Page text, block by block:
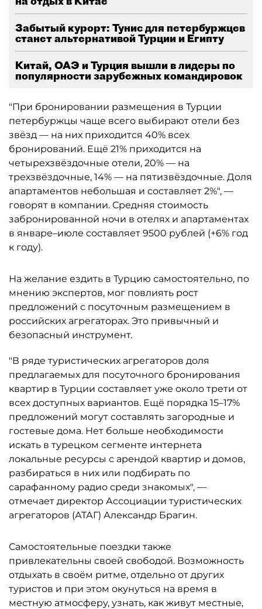
Забытый курорт: Тунис для петербуржцев
станет альтернативой Турции и Египту
Китай, ОАЭ и Турция вышли в лидеры по
популярности зарубежных командировок
"При бронировании размещения в Турции
петербуржцы чаще всего выбирают отели без
звёзд — на них приходится 40% всех
бронирований. Ещё 21% приходится на
четырехзвёздочные отели, 20% — на
трехзвёздочные, 14% — на пятизвёздочные. Доля
апартаментов небольшая и составляет 2%", —
говорят в компании. Средняя стоимость
забронированной ночи в отелях и апартаментах
в январе–июле составляет 9500 рублей (+6% год
к году).
На желание ездить в Турцию самостоятельно, по
мнению экспертов, мог повлиять рост
предложений с посуточным размещением в
российских агрегаторах. Это привычный и
безопасный инструмент.
"В ряде туристических агрегаторов доля
предлагаемых для посуточного бронирования
квартир в Турции составляет уже около трети от
всех доступных вариантов. Ещё порядка 15–17%
предложений могут составлять загородные и
гостевые дома. Нет больше необходимости
искать в турецком сегменте интернета
локальные ресурсы с арендой квартир и домов,
разбираться в них или подбирать по
сарафанному радио среди знакомых", —
отмечает директор Ассоциации туристических
агрегаторов (АТАГ) Александр Брагин.
Самостоятельные поездки также
привлекательны своей свободой. Возможность
отдыхать в своём ритме, отдельно от других
туристов и при этом окунуться на время в
местную атмосферу, узнать, как живут местные,